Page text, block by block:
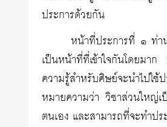
ประการด้วยกัน
หน้าที่ประการที่ ๑ ท่
เป็นหน้าที่ที่เข้าใจกันโดยมา
ความรู้สำหรับศิษย์จะนำไ
หมายความว่า วิชาส่วนใหญ่เ
ตนเอง และสามารถที่จะทำป